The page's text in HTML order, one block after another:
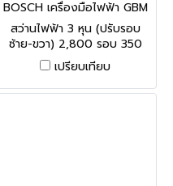
BOSCH เครื่องมือไฟฟ้า GBM
350 (06011A95K0)
สว่านไฟฟ้า 3 หุน (ปรับรอบ
ซ้าย-ขวา) 2,800 รอบ 350
วัตต์ รองรับการใช้งานได้อย่าง
หลากหลาย
เปรียบเทียบ